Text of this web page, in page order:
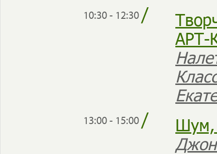
10:30 - 12:30/
АРТ-
13:00 - 15:00/
Шум,